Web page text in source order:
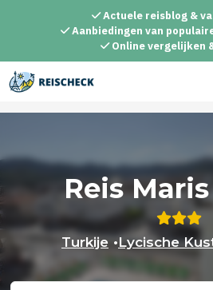
inhoud
Actuele reisblog &
Aanbiedingen van
Online vergelijken
Reis
Turkije •Lycische